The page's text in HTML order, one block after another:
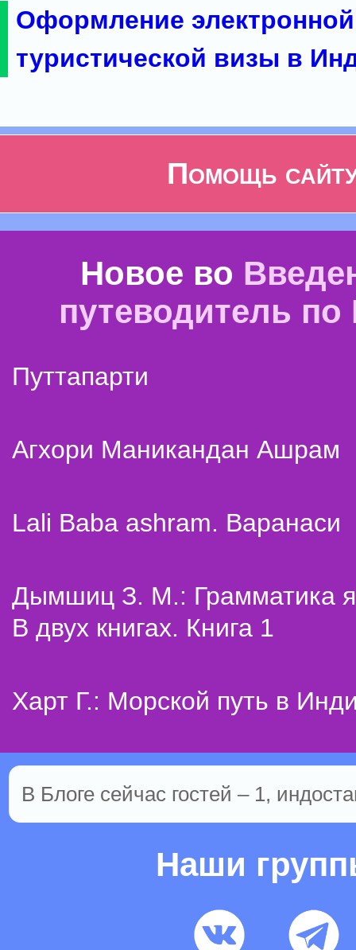
Оформление электронной
туристической визы в
Помощь
Новое во
путеводитель
Путтапарти
Агхори Маникандан Ашрам
Lali Baba ashram. Варанаси
Дымшиц З. М.: Грамматика
В двух книгах. Книга 1
Харт Г.: Морской путь в
В Блоге сейчас гостей – 1,
Наши